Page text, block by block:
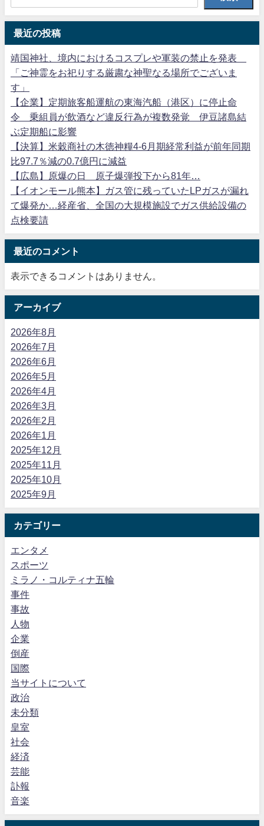
最近の投稿
靖国神社、境内におけるコスプレや軍装の禁止を発表
「ご神霊をお祀りする厳粛な神聖なる場所でございま
す」
【企業】定期旅客船運航の東海汽船（港区）に停止命
令 乗組員が飲酒など違反行為が複数発覚 伊豆諸島結
ぶ定期船に影響
【決算】米穀商社の木徳神糧4-6月期経常利益が前年同期
比97.7％減の0.7億円に減益
【広島】原爆の日 原子爆弾投下から81年…
【イオンモール熊本】ガス管に残っていたLPガスが漏れ
て爆発か…経産省、全国の大規模施設でガス供給設備の
点検要請
最近のコメント
表示できるコメントはありません。
アーカイブ
2026年8月
2026年7月
2026年6月
2026年5月
2026年4月
2026年3月
2026年2月
2026年1月
2025年12月
2025年11月
2025年10月
2025年9月
カテゴリー
エンタメ
スポーツ
ミラノ・コルティナ五輪
事件
事故
人物
企業
倒産
国際
当サイトについて
政治
未分類
皇室
社会
経済
芸能
訃報
音楽